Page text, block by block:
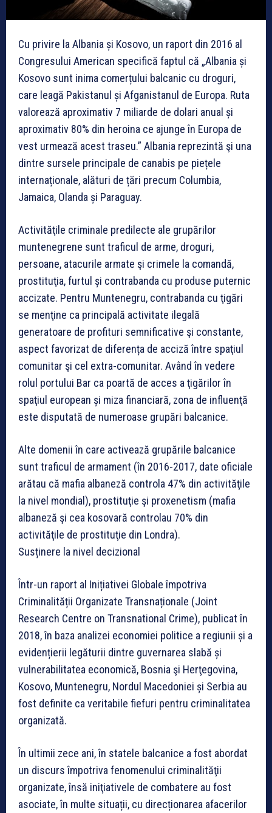
Cu privire la Albania și Kosovo, un raport din 2016 al
Congresului American specifică faptul că „Albania și
Kosovo sunt inima comerțului balcanic cu droguri,
care leagă Pakistanul și Afganistanul de Europa. Ruta
valorează aproximativ 7 miliarde de dolari anual și
aproximativ 80% din heroina ce ajunge în Europa de
vest urmează acest traseu.” Albania reprezintă şi una
dintre sursele principale de canabis pe piețele
internaționale, alături de țări precum Columbia,
Jamaica, Olanda și Paraguay.
Activităţile criminale predilecte ale grupărilor
muntenegrene sunt traficul de arme, droguri,
persoane, atacurile armate şi crimele la comandă,
prostituţia, furtul și contrabanda cu produse puternic
accizate. Pentru Muntenegru, contrabanda cu ţigări
se menţine ca principală activitate ilegală
generatoare de profituri semnificative şi constante,
aspect favorizat de diferența de acciză între spaţiul
comunitar şi cel extra-comunitar. Având în vedere
rolul portului Bar ca poartă de acces a ţigărilor în
spaţiul european și miza financiară, zona de influenţă
este disputată de numeroase grupări balcanice.
Alte domenii în care activează grupările balcanice
sunt traficul de armament (în 2016-2017, date oficiale
arătau că mafia albaneză controla 47% din activităţile
la nivel mondial), prostituţie şi proxenetism (mafia
albaneză şi cea kosovară controlau 70% din
activităţile de prostituţie din Londra).
Susținere la nivel decizional
Într-un raport al Inițiativei Globale împotriva
Criminalității Organizate Transnaționale (Joint
Research Centre on Transnational Crime), publicat în
2018, în baza analizei economiei politice a regiunii și a
evidențierii legăturii dintre guvernarea slabă și
vulnerabilitatea economică, Bosnia şi Herţegovina,
Kosovo, Muntenegru, Nordul Macedoniei și Serbia au
fost definite ca veritabile fiefuri pentru criminalitatea
organizată.
În ultimii zece ani, în statele balcanice a fost abordat
un discurs împotriva fenomenului criminalităţii
organizate, însă iniţiativele de combatere au fost
asociate, în multe situații, cu direcționarea afacerilor